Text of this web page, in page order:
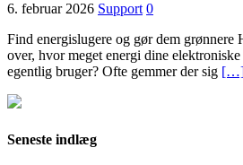
6. februar 2026 Support 0
Find energislugere og gør dem grønnere
over, hvor meget energi dine elektroniske
egentlig bruger? Ofte gemmer der sig
Seneste indlæg